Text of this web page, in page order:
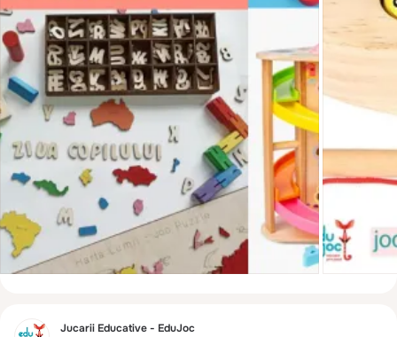
Фид
Jucarii Educative - EduJoc